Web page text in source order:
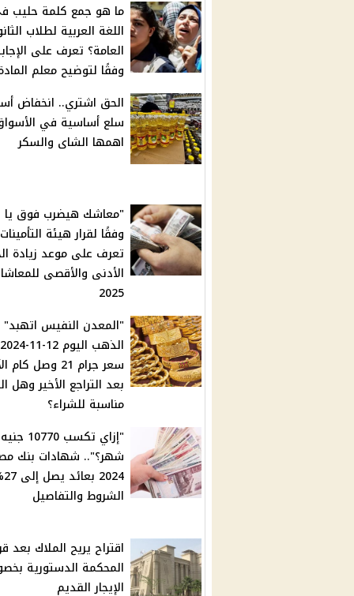
ما هو جمع كلمة حليب
اللغة العربية لطلاب
العامة؟ تعرف على
وفقًا لتوضيح معلم
سلع أساسية في
اهمها الشاى والسكر
"معاشك هيضرب فوق يا
وفقًا لقرار هيئة
تعرف على موعد زيادة
الأدنى والأقصى
2025
"المعدن النفيس اتهبد"
سعر جرام 21 وصل
بعد التراجع الأخير وهل
مناسبة للشراء؟
"إزاي تكسب
شهر؟".. شهادات بنك
الشروط والتفاصيل
اقتراح يريح الملاك بعد
المحكمة الدستورية
الإيجار القديم